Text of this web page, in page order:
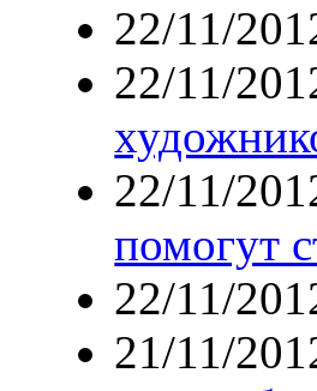
22/11/
22/11/
22/11/
помогут
22/11/
21/11/